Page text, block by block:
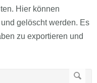
Hier können
gelöscht werden. Es
zu exportieren und